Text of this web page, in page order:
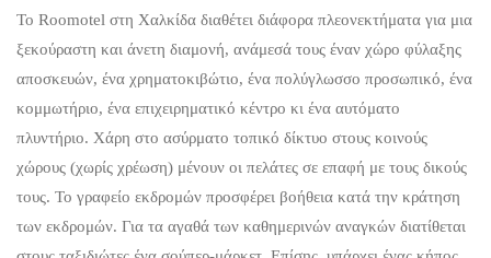
Το Roomotel στη Χαλκίδα διαθέτει διάφορα πλεονεκτήματα για μια
ξεκούραστη και άνετη διαμονή, ανάμεσά τους έναν χώρο φύλαξης
αποσκευών, ένα χρηματοκιβώτιο, ένα πολύγλωσσο προσωπικό, ένα
κομμωτήριο, ένα επιχειρηματικό κέντρο κι ένα αυτόματο
πλυντήριο. Χάρη στο ασύρματο τοπικό δίκτυο στους κοινούς
χώρους (χωρίς χρέωση) μένουν οι πελάτες σε επαφή με τους δικούς
τους. Το γραφείο εκδρομών προσφέρει βοήθεια κατά την κράτηση
των εκδρομών. Για τα αγαθά των καθημερινών αναγκών διατίθεται